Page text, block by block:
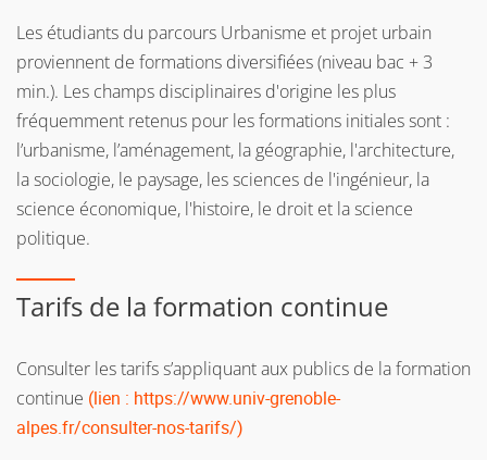
Direction de la formation continue et de l’apprentissage
Consulter les tarifs s’appliquant aux publics de la formation
continue(lien : https://www.univ-grenoble-
alpes.fr/consulter-nos-tarifs/)
Les étudiants du parcours Urbanisme et projet urbain
proviennent de formations diversifiées (niveau bac + 3
min.). Les champs disciplinaires d'origine les plus
fréquemment retenus pour les formations initiales sont :
l’urbanisme, l’aménagement, la géographie, l'architecture,
la sociologie, le paysage, les sciences de l'ingénieur, la
science économique, l'histoire, le droit et la science
politique.
Tarifs de la formation continue
Consulter les tarifs s’appliquant aux publics de la formation
continue (lien : https://www.univ-grenoble-
alpes.fr/consulter-nos-tarifs/)